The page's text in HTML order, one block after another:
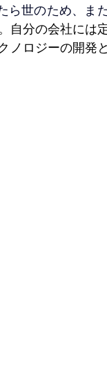
ら世のため、ま
自分の会社には
ノロジーの開発